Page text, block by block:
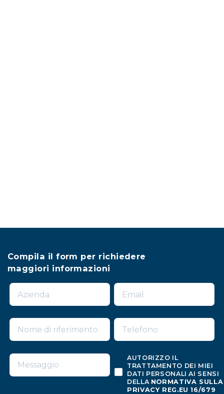
Compila il form per richiedere
maggiori informazioni
AUTORIZZO IL
TRATTAMENTO DEI MIEI
DATI PERSONALI AI SENSI
DELLA NORMATIVA SULLA
PRIVACY REG.EU 16/679